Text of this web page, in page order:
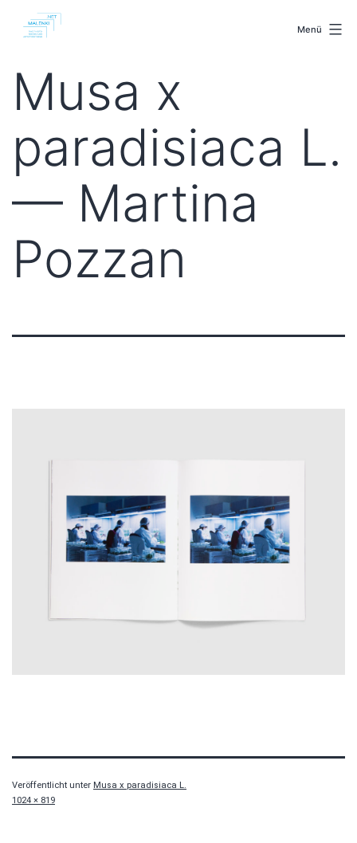
Inhalt
Menü
Musa x
paradisiaca L.
— Martina
Pozzan
Veröffentlicht unter Musa x paradisiaca L.
Originalgröße
1024 × 819